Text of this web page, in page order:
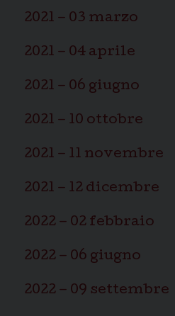
2021 – 03 marzo
2021 – 04 aprile
2021 – 06 giugno
2021 – 10 ottobre
2021 – 11 novembre
2021 – 12 dicembre
2022 – 02 febbraio
2022 – 06 giugno
2022 – 09 settembre